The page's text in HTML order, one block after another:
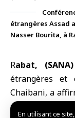
En utilisant ce
étrangères Assad
Nasser Bourita, à
Rabat, (SANA)
étrangères et
Chaibani, a
sont